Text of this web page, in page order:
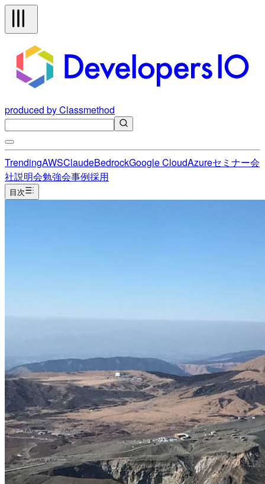
produced by Classmethod
TrendingAWSClaudeBedrockGoogle CloudAzureセミナー会
社説明会勉強会事例採用
目次